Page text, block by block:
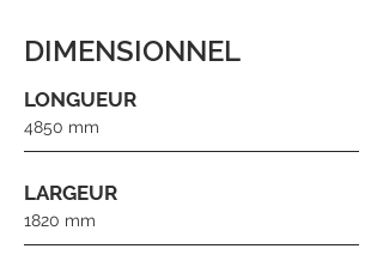
DIMENSIONNEL
LONGUEUR
4850 mm
LARGEUR
1820 mm